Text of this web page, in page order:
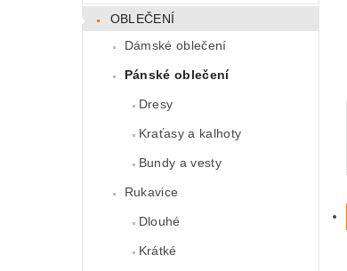
OBLEČENÍ
Dámské oblečení
Pánské oblečení
Dresy
Kraťasy a kalhoty
Bundy a vesty
Rukavice
Dlouhé
Krátké